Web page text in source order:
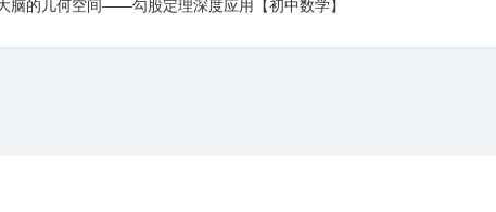
脑的几何空间——勾股定理深度应用【初中数学】